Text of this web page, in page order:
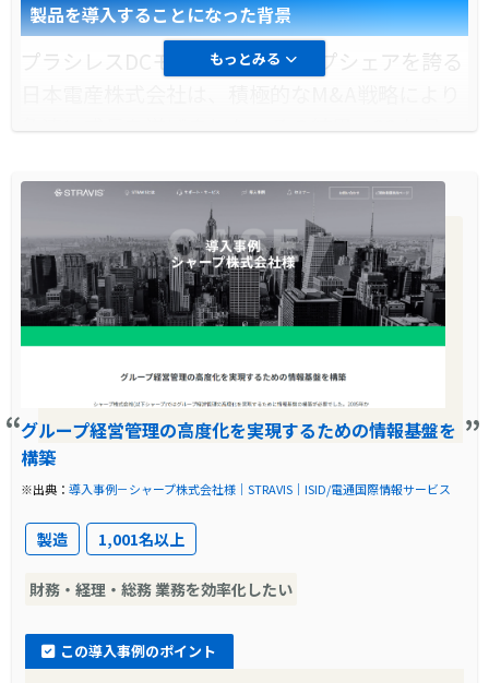
STRAVISとSTRAVIS-LINKの導入により、子会
社からのデータの直接入力、自動仕訳機能、多
され、企業としての競争力を高めることができ
ました。今後、京セラ株式会社は開示作業の合
理化に向けて、さらなるシステム展開を進める
予定です。
もっとみる
製品を導入することになった背景
プラシレスDCモータで世界トップシェアを誇る
急速に成長を遂げました。その結果、33カ国、
に至り、連結決算業務の効率化が急募となりま
した。また、会計基準の変更も控えており、新
しいシステムの導入が必要となりました。
導入前に企業が抱えていた課題
ていました。また、会計基準を米国会計基準か
ら国際財務報告基準(IFRS)に移行する必要があ
り、その対応も求められていました。
導入前の課題に対する解決策
日本電産株式会社は、連結決算業務の効率化と
IFRSへの対応を目的として、STRAVISを導入す
ることを決定しました。STRAVISの柔軟性の高
グループ経営管理の高度化を実現するための情報基盤を
構築
※出典：導入事例－シャープ株式会社様｜STRAVIS｜ISID/電通国際情報サービス
製造 1,001名以上
財務・経理・総務 業務を効率化したい
この導入事例のポイント